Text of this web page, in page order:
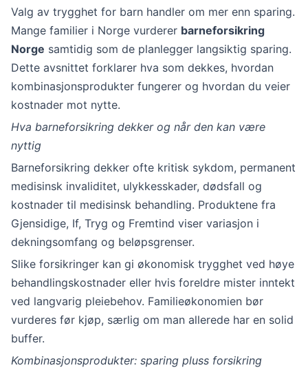
Valg av trygghet for barn handler om mer enn sparing.
Mange familier i Norge vurderer barneforsikring
Norge samtidig som de planlegger langsiktig sparing.
Dette avsnittet forklarer hva som dekkes, hvordan
kombinasjonsprodukter fungerer og hvordan du veier
kostnader mot nytte.
Hva barneforsikring dekker og når den kan være
nyttig
Barneforsikring dekker ofte kritisk sykdom, permanent
medisinsk invaliditet, ulykkesskader, dødsfall og
kostnader til medisinsk behandling. Produktene fra
Gjensidige, If, Tryg og Fremtind viser variasjon i
dekningsomfang og beløpsgrenser.
Slike forsikringer kan gi økonomisk trygghet ved høye
behandlingskostnader eller hvis foreldre mister inntekt
ved langvarig pleiebehov. Familieøkonomien bør
vurderes før kjøp, særlig om man allerede har en solid
buffer.
Kombinasjonsprodukter: sparing pluss forsikring